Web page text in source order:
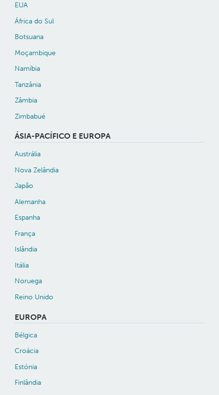
EUA
África do Sul
Botsuana
Moçambique
Namíbia
Tanzânia
Zâmbia
Zimbabué
ÁSIA-PACÍFICO E EUROPA
Austrália
Nova Zelândia
Japão
Alemanha
Espanha
França
Islândia
Itália
Noruega
Reino Unido
EUROPA
Bélgica
Croácia
Estónia
Finlândia